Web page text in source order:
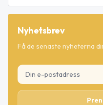
Nyhetsbrev
Få de senaste nyheterna